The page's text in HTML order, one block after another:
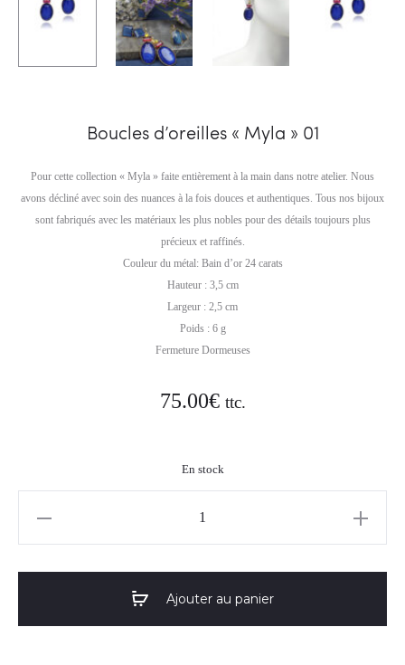
Boucles d’oreilles « Myla » 01
Pour cette collection « Myla » faite entièrement à la main dans notre atelier. Nous
avons décliné avec soin des nuances à la fois douces et authentiques. Tous nos bijoux
sont fabriqués avec les matériaux les plus nobles pour des détails toujours plus
précieux et raffinés.
Couleur du métal: Bain d’or 24 carats
Hauteur : 3,5 cm
Largeur : 2,5 cm
Poids : 6 g
Fermeture Dormeuses
75.00€ ttc.
En stock
Ajouter au panier